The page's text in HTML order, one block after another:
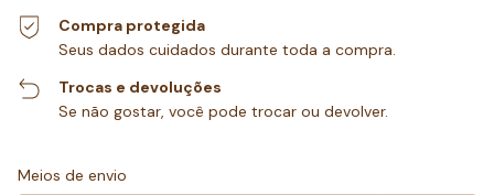
Compra protegida
Seus dados cuidados durante toda a compra.
Trocas e devoluções
Se não gostar, você pode trocar ou devolver.
Entregas para o CEP:
Meios de envio